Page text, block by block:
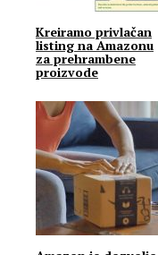
Kreiramo privlačan
listing na Amazonu
za prehrambene
proizvode